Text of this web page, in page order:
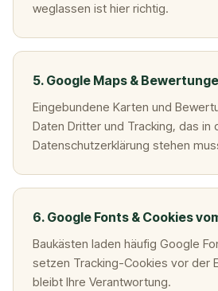
weglassen ist hier richtig.
5. Google Maps &
Eingebundene Karten und
Daten Dritter und Tracking, das in
Datenschutzerklärung stehen
6. Google Fonts & Cookies
Baukästen laden häufig Google
setzen Tracking-Cookies vor der
bleibt Ihre Verantwortung.